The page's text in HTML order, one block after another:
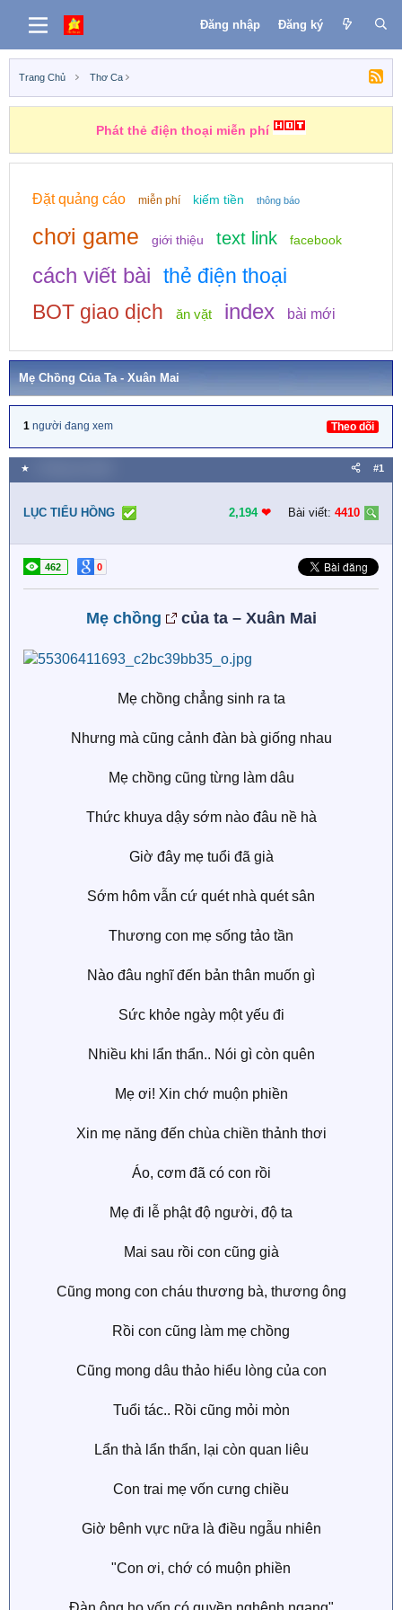
Đăng nhập Đăng ký
Trang Chủ Thơ Ca
Phát thẻ điện thoại miễn phí
Đặt quảng cáo miễn phí kiếm tiền thông báo
chơi game giới thiệu text link facebook
cách viết bài thẻ điện thoại
BOT giao dịch
ăn vặt index bài mới
Mẹ Chồng Của Ta - Xuân Mai
1 người đang xem Theo dõi
★ #1
LỤC TIỂU HỒNG 2,194 ❤︎ Bài viết: 4410
462 0
Mẹ chồng của ta – Xuân Mai
Mẹ chồng chẳng sinh ra ta
Nhưng mà cũng cảnh đàn bà giống nhau
Mẹ chồng cũng từng làm dâu
Thức khuya dậy sớm nào đâu nề hà
Giờ đây mẹ tuổi đã già
Sớm hôm vẫn cứ quét nhà quét sân
Thương con mẹ sống tảo tần
Nào đâu nghĩ đến bản thân muốn gì
Sức khỏe ngày một yếu đi
Nhiều khi lẩn thẩn.. Nói gì còn quên
Mẹ ơi! Xin chớ muộn phiền
Xin mẹ năng đến chùa chiền thảnh thơi
Áo, cơm đã có con rồi
Mẹ đi lễ phật độ người, độ ta
Mai sau rồi con cũng già
Cũng mong con cháu thương bà, thương ông
Rồi con cũng làm mẹ chồng
Cũng mong dâu thảo hiểu lòng của con
Tuổi tác.. Rồi cũng mỏi mòn
Lẩn thà lẩn thẩn, lại còn quan liêu
Con trai mẹ vốn cưng chiều
Giờ bênh vực nữa là điều ngẫu nhiên
"Con ơi, chớ có muộn phiền